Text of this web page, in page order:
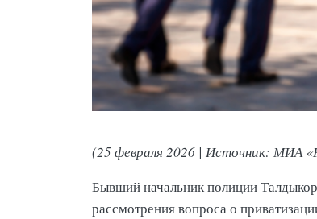
(25 февраля 2026 | Источник: МИА
Бывший начальник полиции
рассмотрения вопроса о